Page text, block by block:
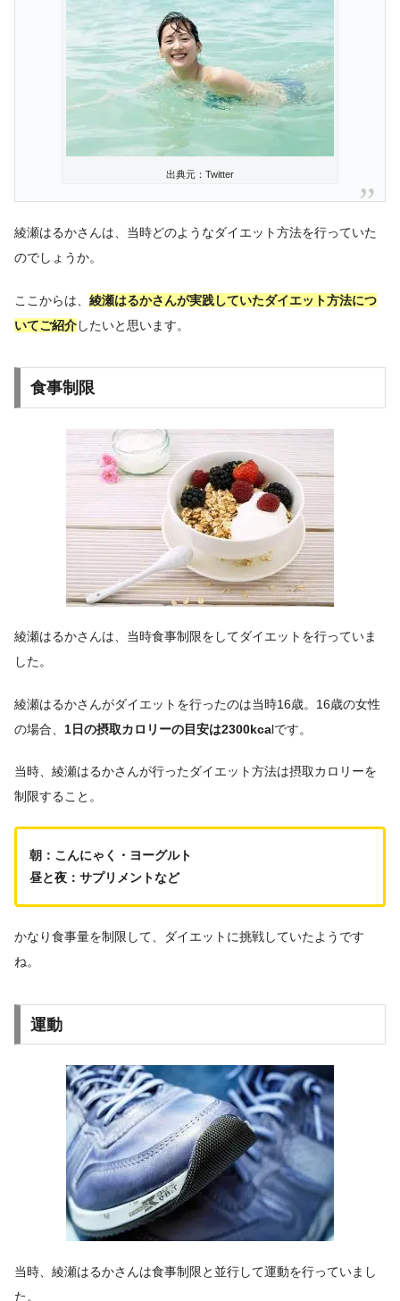
出典元：Twitter
綾瀬はるかさんは、当時どのようなダイエット方法を行っていた
のでしょうか。
ここからは、 綾瀬はるかさんが実践していたダイエット方法につ
いてご紹介したいと思います。
食事制限
綾瀬はるかさんは、当時食事制限をしてダイエットを行っていま
した。
綾瀬はるかさんがダイエットを行ったのは当時16歳。16歳の女性
の場合、 1日の摂取カロリーの目安は2300kcalです。
当時、綾瀬はるかさんが行ったダイエット方法は摂取カロリーを
制限すること。
朝：こんにゃく・ヨーグルト
昼と夜：サプリメントなど
かなり食事量を制限して、ダイエットに挑戦していたようです
ね。
運動
当時、綾瀬はるかさんは食事制限と並行して運動を行っていまし
た。